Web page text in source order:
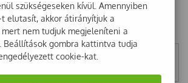
szükségeseken kívül. Amennyiben
elutasít, akkor átirányítjuk a
mert nem tudjuk megjeleníteni a
Beállítások gombra kattintva tudja
cookie-kat.